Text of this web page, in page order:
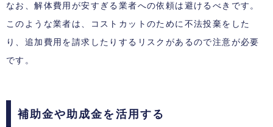
なお、解体費用が安すぎる業者への依頼は避けるべきです。
このような業者は、コストカットのために不法投棄をした
り、追加費用を請求したりするリスクがあるので注意が必要
です。
補助金や助成金を活用する